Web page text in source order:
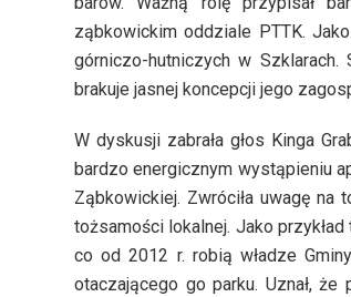
ząbkowickim oddziale PTTK.
górniczo-hutniczych w
brakuje jasnej koncepcji jego
W dyskusji zabrała głos Kinga
bardzo energicznym wystąpieniu
Ząbkowickiej. Zwróciła uwagę
tożsamości lokalnej. Jako
co od 2012 r. robią władze
otaczającego go parku. Uznał,